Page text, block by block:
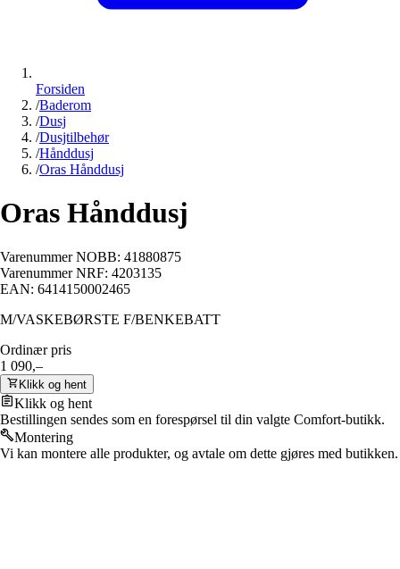
Forsiden
/Baderom
/Dusj
/Dusjtilbehør
/Hånddusj
/Oras Hånddusj
Oras Hånddusj
Varenummer NOBB: 41880875
Varenummer NRF: 4203135
EAN: 6414150002465
M/VASKEBØRSTE F/BENKEBATT
Ordinær pris
1 090,–
Klikk og hent
Klikk og hent
Bestillingen sendes som en forespørsel til din valgte Comfort-butikk.
Montering
Vi kan montere alle produkter, og avtale om dette gjøres med butikken.